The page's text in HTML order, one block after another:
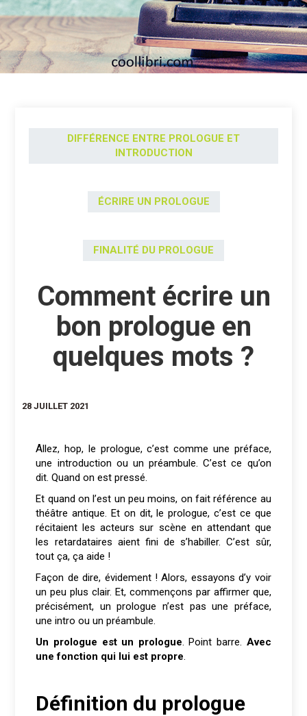
DIFFÉRENCE ENTRE PROLOGUE ET
INTRODUCTION
ÉCRIRE UN PROLOGUE
FINALITÉ DU PROLOGUE
Comment écrire un
bon prologue en
quelques mots ?
28 JUILLET 2021
Allez, hop, le prologue, c’est comme une préface,
une introduction ou un préambule. C’est ce qu’on
dit. Quand on est pressé.
Et quand on l’est un peu moins, on fait référence au
théâtre antique. Et on dit, le prologue, c’est ce que
récitaient les acteurs sur scène en attendant que
les retardataires aient fini de s’habiller. C’est sûr,
tout ça, ça aide !
Façon de dire, évidement ! Alors, essayons d’y voir
un peu plus clair. Et, commençons par affirmer que,
précisément, un prologue n’est pas une préface,
une intro ou un préambule.
Un prologue est un prologue . Point barre.
Avec
une fonction qui lui est propre
Définition du prologue